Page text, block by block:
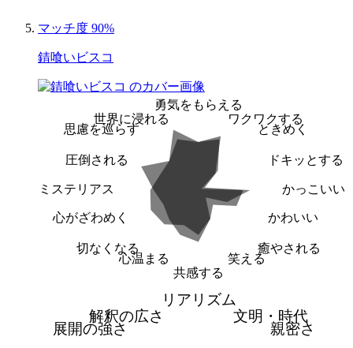
マッチ度 90%
錆喰いビスコ
勇気をもらえる
ワクワクする
ときめく
ドキッとする
かっこいい
かわいい
癒やされる
笑える
共感する
心温まる
切なくなる
心がざわめく
ミステリアス
圧倒される
思慮を巡らす
世界に浸れる
リアリズム
文明・時代
親密さ
展開の強さ
解釈の広さ